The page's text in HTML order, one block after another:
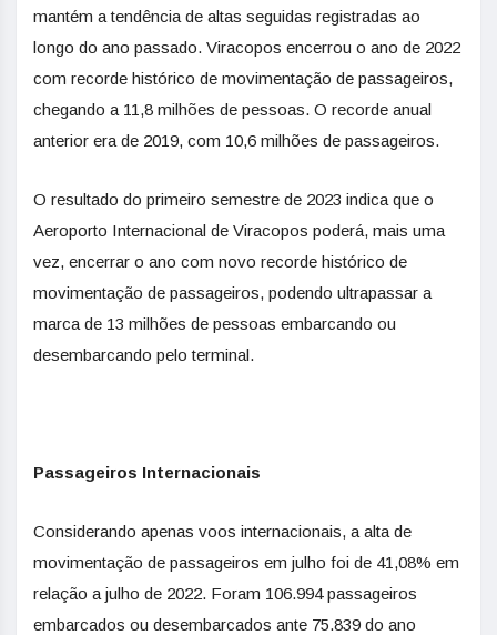
mantém a tendência de altas seguidas registradas ao
longo do ano passado. Viracopos encerrou o ano de 2022
com recorde histórico de movimentação de passageiros,
chegando a 11,8 milhões de pessoas. O recorde anual
anterior era de 2019, com 10,6 milhões de passageiros.
O resultado do primeiro semestre de 2023 indica que o
Aeroporto Internacional de Viracopos poderá, mais uma
vez, encerrar o ano com novo recorde histórico de
movimentação de passageiros, podendo ultrapassar a
marca de 13 milhões de pessoas embarcando ou
desembarcando pelo terminal.
Passageiros Internacionais
Considerando apenas voos internacionais, a alta de
movimentação de passageiros em julho foi de 41,08% em
relação a julho de 2022. Foram 106.994 passageiros
embarcados ou desembarcados ante 75.839 do ano